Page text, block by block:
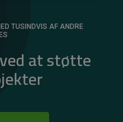
TUSINDVIS AF ANDRE
at støtte